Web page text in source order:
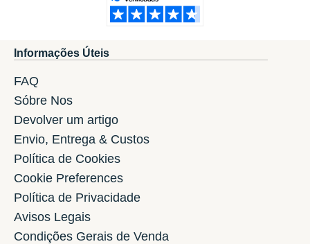
Informações Úteis
FAQ
Sóbre Nos
Devolver um artigo
Envio, Entrega & Custos
Política de Cookies
Cookie Preferences
Política de Privacidade
Avisos Legais
Condições Gerais de Venda